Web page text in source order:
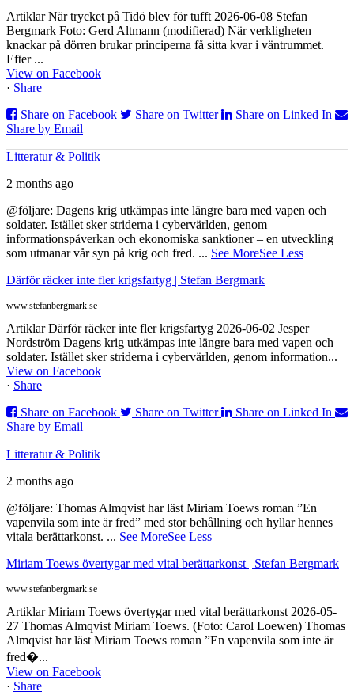
Artiklar När trycket på Tidö blev för tufft 2026-06-08 Stefan
Bergmark Foto: Gerd Altmann (modifierad) När verkligheten
knackar på dörren brukar principerna få sitta kvar i väntrummet.
Efter ...
View on Facebook
· Share
Share on Facebook
Share on Twitter
Share on Linked In
Share by Email
Litteratur & Politik
2 months ago
@följare: Dagens krig utkämpas inte längre bara med vapen och
soldater. Istället sker striderna i cybervärlden, genom
informationspåverkan och ekonomiska sanktioner – en utveckling
som utmanar vår syn på krig och fred. ... See MoreSee Less
Därför räcker inte fler krigsfartyg | Stefan Bergmark
www.stefanbergmark.se
Artiklar Därför räcker inte fler krigsfartyg 2026-06-02 Jesper
Nordström Dagens krig utkämpas inte längre bara med vapen och
soldater. Istället sker striderna i cybervärlden, genom information...
View on Facebook
· Share
Share on Facebook
Share on Twitter
Share on Linked In
Share by Email
Litteratur & Politik
2 months ago
@följare: Thomas Almqvist har läst Miriam Toews roman ”En
vapenvila som inte är fred” med stor behållning och hyllar hennes
vitala berättarkonst. ... See MoreSee Less
Miriam Toews övertygar med vital berättarkonst | Stefan Bergmark
www.stefanbergmark.se
Artiklar Miriam Toews övertygar med vital berättarkonst 2026-05-
27 Thomas Almqvist Miriam Toews. (Foto: Carol Loewen) Thomas
Almqvist har läst Miriam Toews roman ”En vapenvila som inte är
fred�...
View on Facebook
· Share